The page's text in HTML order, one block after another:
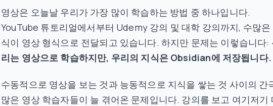
영상은 오늘날 우리가 가장 많이 학습하는 방법 중 하나입니다.
YouTube 튜토리얼에서부터 Udemy 강의 및 대학 강의까지, 수많은
식이 영상 형식으로 전달되고 있습니다. 하지만 문제는 이렇습니다:
리는 영상으로 학습하지만, 우리의 지식은 Obsidian에 저장됩니다.
수동적으로 영상을 보는 것과 능동적으로 지식을 쌓는 것 사이의 간
많은 영상 학습자들이 늘 겪어온 문제입니다. 강의를 보고 여기저기